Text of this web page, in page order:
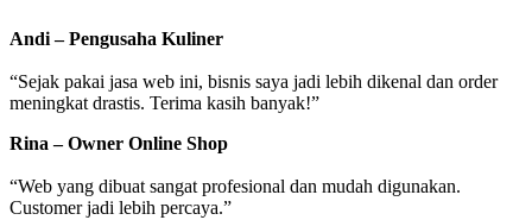
Andi – Pengusaha Kuliner
“Sejak pakai jasa web ini, bisnis saya jadi lebih dikenal dan order
meningkat drastis. Terima kasih banyak!”
Rina – Owner Online Shop
“Web yang dibuat sangat profesional dan mudah digunakan.
Customer jadi lebih percaya.”